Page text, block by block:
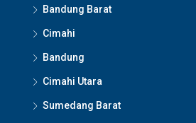
Bandung Barat
Cimahi
Bandung
Cimahi Utara
Sumedang Barat